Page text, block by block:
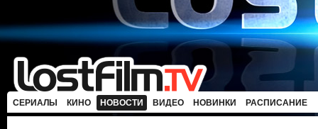
СЕРИАЛЫ КИНО НОВОСТИ ВИДЕО НОВИНКИ РАСПИСАНИЕ